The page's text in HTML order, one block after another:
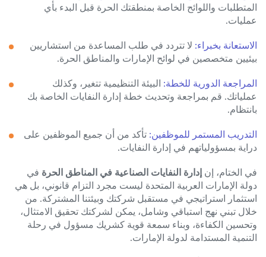
المتطلبات واللوائح الخاصة بمنطقتك الحرة قبل البدء بأي
عمليات.
الاستعانة بخبراء: لا تتردد في طلب المساعدة من استشاريين
بيئيين متخصصين في لوائح الإمارات والمناطق الحرة.
المراجعة الدورية للخطة: البيئة التنظيمية تتغير، وكذلك
عملياتك. قم بمراجعة وتحديث خطة إدارة النفايات الخاصة بك
بانتظام.
التدريب المستمر للموظفين: تأكد من أن جميع الموظفين على
دراية بمسؤولياتهم في إدارة النفايات.
في الختام، إن إدارة النفايات الصناعية في المناطق الحرة في
دولة الإمارات العربية المتحدة ليست مجرد التزام قانوني، بل هي
استثمار استراتيجي في مستقبل شركتك وبيئتنا المشتركة. من
خلال تبني نهج استباقي وشامل، يمكن لشركتك تحقيق الامتثال،
وتحسين الكفاءة، وبناء سمعة قوية كشريك مسؤول في رحلة
التنمية المستدامة لدولة الإمارات.